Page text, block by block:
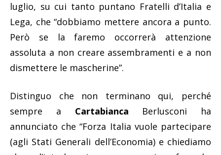
luglio, su cui tanto puntano Fratelli d’Italia e
Lega, che “dobbiamo mettere ancora a punto.
Però se la faremo occorrerà attenzione
assoluta a non creare assembramenti e a non
dismettere le mascherine”.
Distinguo che non terminano qui, perché
sempre a Cartabianca Berlusconi ha
annunciato che “Forza Italia vuole partecipare
(agli Stati Generali dell’Economia) e chiediamo